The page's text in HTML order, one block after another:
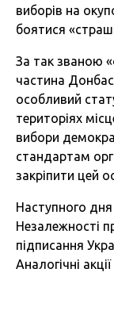
виборів на
боятися
За так званою
частина
особливий
територіях
вибори
стандартам
закріпити цей
Наступного дня
Незалежності
підписання
Аналогічні